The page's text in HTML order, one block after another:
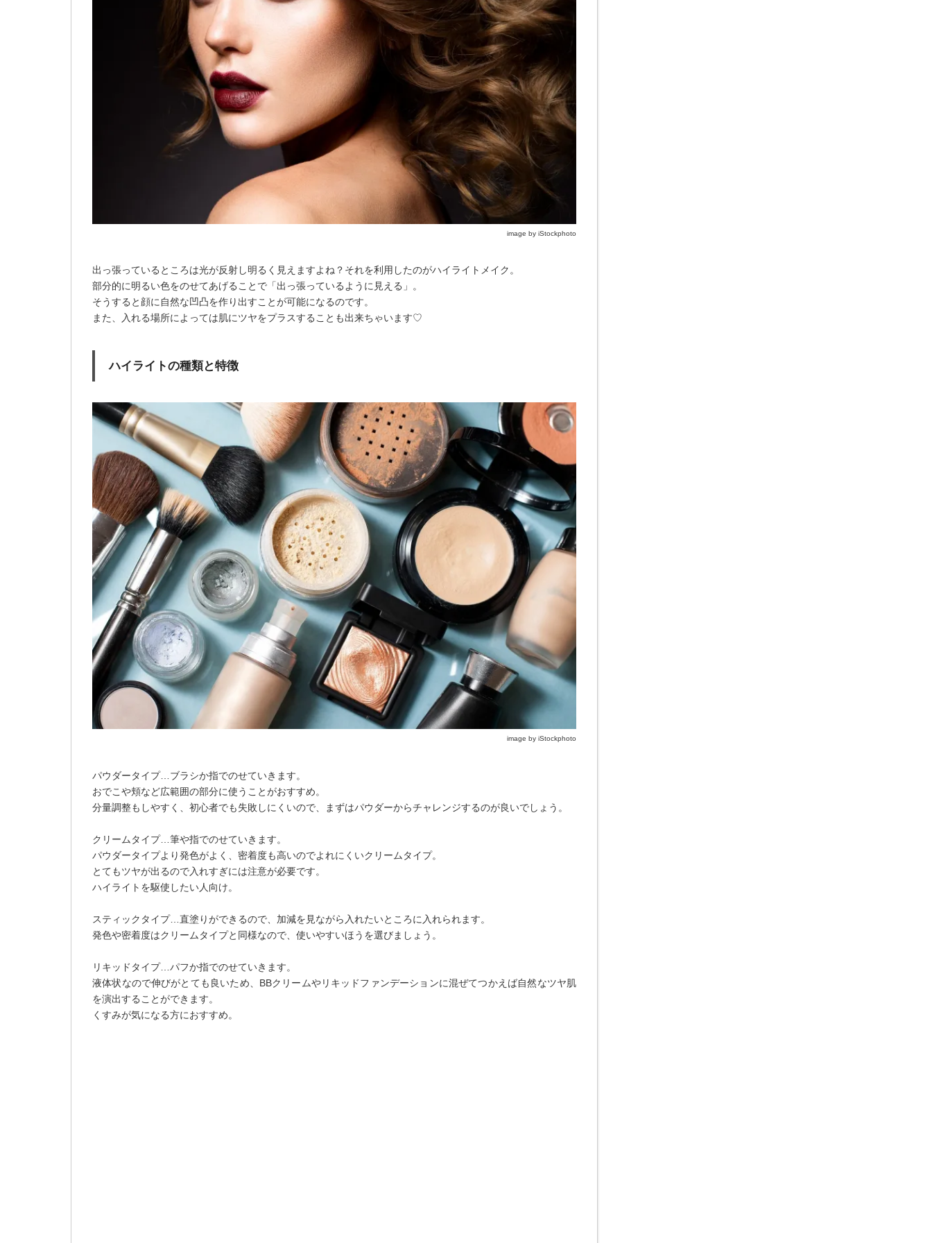
image by iStockphoto
出っ張っているところは光が反射し明るく見えますよね？それを利用したのがハイライトメイク。
部分的に明るい色をのせてあげることで「出っ張っているように見える」。
そうすると顔に自然な凹凸を作り出すことが可能になるのです。
また、入れる場所によっては肌にツヤをプラスすることも出来ちゃいます♡
ハイライトの種類と特徴
image by iStockphoto
パウダータイプ…ブラシか指でのせていきます。
おでこや頬など広範囲の部分に使うことがおすすめ。
分量調整もしやすく、初心者でも失敗しにくいので、まずはパウダーからチャレンジするのが良いでしょう。
クリームタイプ…筆や指でのせていきます。
パウダータイプより発色がよく、密着度も高いのでよれにくいクリームタイプ。
とてもツヤが出るので入れすぎには注意が必要です。
ハイライトを駆使したい人向け。
スティックタイプ…直塗りができるので、加減を見ながら入れたいところに入れられます。
発色や密着度はクリームタイプと同様なので、使いやすいほうを選びましょう。
リキッドタイプ…パフか指でのせていきます。
液体状なので伸びがとても良いため、BBクリームやリキッドファンデーションに混ぜてつかえば自然なツヤ肌
を演出することができます。
くすみが気になる方におすすめ。